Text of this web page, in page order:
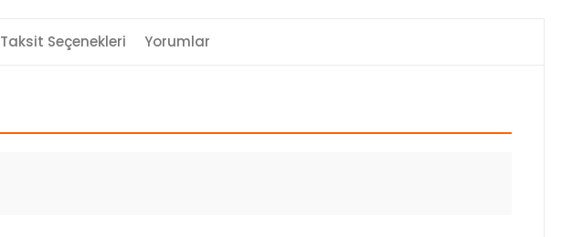
Taksit Seçenekleri Yorumlar